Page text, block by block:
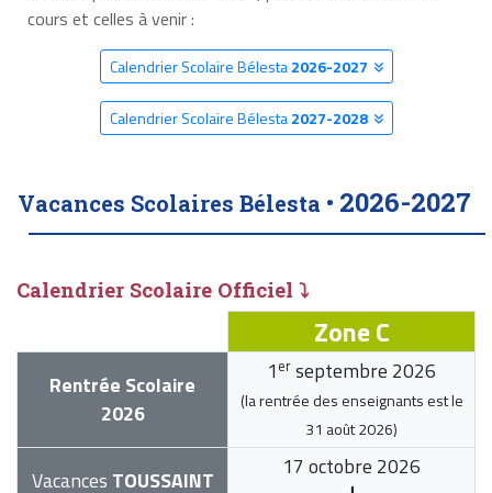
cours et celles à venir :
Calendrier Scolaire Bélesta2026-2027
Calendrier Scolaire Bélesta2027-2028
Vacances Scolaires Bélesta • 2026-2027
Calendrier Scolaire Officiel ⤵
Zone C
Rentrée Scolaire
2026
1 er septembre 2026
(la rentrée des enseignants est le
31 août 2026)
Vacances TOUSSAINT 17 octobre 2026